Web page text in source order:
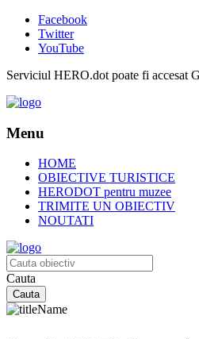
Facebook
Twitter
YouTube
Serviciul HERO.dot poate fi accesat
Menu
HOME
OBIECTIVE TURISTICE
HERODOT pentru muzee
TRIMITE UN OBIECTIV
NOUTATI
Cauta